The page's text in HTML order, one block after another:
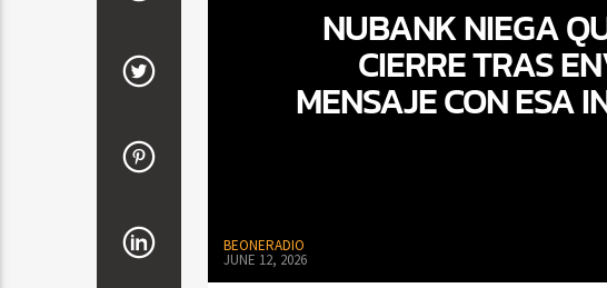
NUBANK NIEGA
CIERRE TRAS
MENSAJE CON ESA
BEONERADIO
JUNE 12, 2026